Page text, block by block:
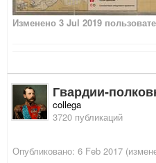
Изменено 3 Jul 2019
Гвардии-
collega
3720 публикаций
Опубликовано: 6 Feb 2017